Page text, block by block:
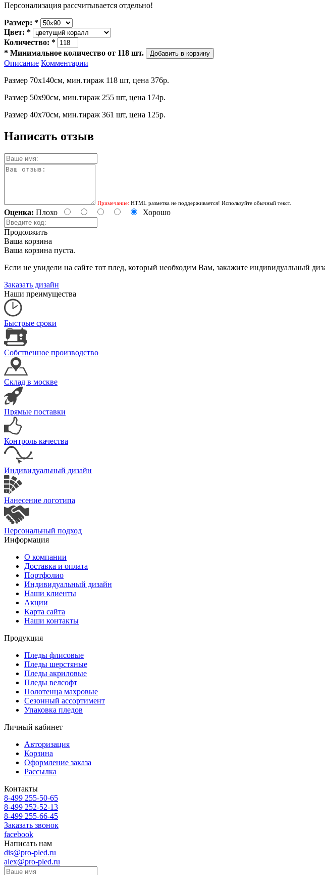
Персонализация рассчитывается отдельно!
Размер: *
Цвет: *
Количество: *
* Минимальное количество от 118 шт.
Описание Комментарии
Размер 70х140см, мин.тираж 118 шт, цена 376р.
Размер 50х90см, мин.тираж 255 шт, цена 174р.
Размер 40х70см, мин.тираж 361 шт, цена 125р.
Написать отзыв
Примечание: HTML разметка не поддерживается! Используйте обычный текст.
Оценка: Плохо Хорошо
Продолжить
Ваша корзина
Ваша корзина пуста.
Если не увидели на сайте тот плед, который необходим Вам, закажите индивидуальный
Заказать дизайн
Наши преимущества
Быстрые сроки
Собственное производство
Склад в москве
Прямые поставки
Контроль качества
Индивидуальный дизайн
Нанесение логотипа
Персональный подход
Информация
О компании
Доставка и оплата
Портфолио
Индивидуальный дизайн
Наши клиенты
Акции
Карта сайта
Наши контакты
Продукция
Пледы флисовые
Пледы шерстяные
Пледы акриловые
Пледы велсофт
Полотенца махровые
Сезонный ассортимент
Упаковка пледов
Личный кабинет
Авторизация
Корзина
Оформление заказа
Рассылка
Контакты
8-499 255-50-65
8-499 252-52-13
8-499 255-66-45
Заказать звонок
facebook
Написать нам
dis@pro-pled.ru
alex@pro-pled.ru